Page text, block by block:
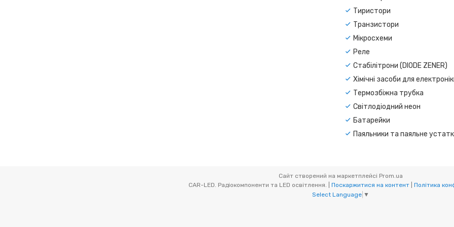
Тиристори
Транзистори
Мікросхеми
Реле
Стабілітрони (DIODE ZENER)
Хімічні засоби для
Термозбіжна трубка
Світлодіодний неон
Батарейки
Паяльники та паяльне
Сайт створений на маркетплейсі Prom.ua
Поскаржитися на контент
Політика
Select Language ▼